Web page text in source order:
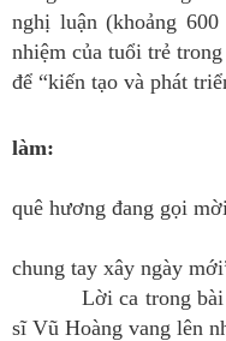
nghị luận (khoảng
nhiệm của tuổi trẻ
để “kiến tạo và phát
làm:
quê hương đang gọi
chung tay xây ngày
Lời ca trong bài
sĩ Vũ Hoàng vang lên